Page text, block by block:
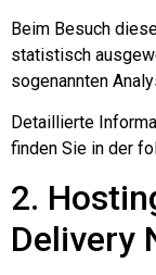
Beim Besuch
statistisch
sogenannten
Detaillierte
finden Sie in der
2.
Delivery